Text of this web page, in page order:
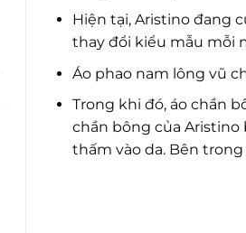
Hiện tại, Aristino đang
thay đổi kiểu mẫu mỗi
Áo phao nam lông vũ
Trong khi đó, áo chần
chần bông của
thấm vào da. Bên